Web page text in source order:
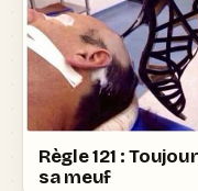
Règle 121 :
sa meuf